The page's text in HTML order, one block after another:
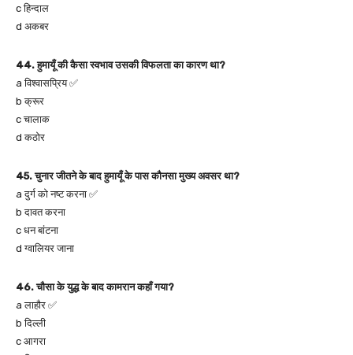
c हिन्दाल
d अकबर
44. हुमायूँ की कैसा स्वभाव उसकी विफलता का कारण था?
a विश्वासप्रिय ✅
b क्रूर
c चालाक
d कठोर
45. चुनार जीतने के बाद हुमायूँ के पास कौनसा मुख्य अवसर था?
a दुर्ग को नष्ट करना ✅
b दावत करना
c धन बांटना
d ग्वालियर जाना
46. चौसा के युद्ध के बाद कामरान कहाँ गया?
a लाहौर ✅
b दिल्ली
c आगरा